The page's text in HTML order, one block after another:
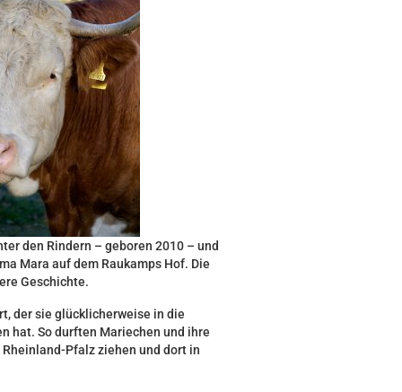
den Rindern – geboren 2010 – und
Mara auf dem Raukamps Hof. Die
Geschichte.
der sie glücklicherweise in die
hat. So durften Mariechen und ihre
Pfalz ziehen und dort in